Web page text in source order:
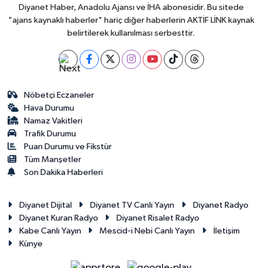
Diyanet Haber, Anadolu Ajansı ve İHA abonesidir. Bu sitede
"ajans kaynaklı haberler" hariç diğer haberlerin AKTİF LİNK kaynak
belirtilerek kullanılması serbesttir.
Nöbetçi Eczaneler
Hava Durumu
Namaz Vakitleri
Trafik Durumu
Puan Durumu ve Fikstür
Tüm Manşetler
Son Dakika Haberleri
Diyanet Dijital Diyanet TV Canlı Yayın
Diyanet Radyo
Diyanet Kuran Radyo
Diyanet Risalet Radyo
Kabe Canlı Yayın
Mescid-i Nebi Canlı Yayın
İletişim
Künye